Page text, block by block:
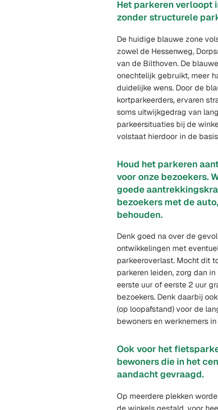
Het parkeren verloopt
zonder structurele
De huidige blauwe zone
zowel de Hessenweg,
van de Bilthoven. De
onechtelijk gebruikt, meer
duidelijke wens. Door de
kortparkeerders, ervaren
soms uitwijkgedrag van
parkeersituaties bij de
volstaat hierdoor in de
Houd het parkeren
voor onze bezoekers.
goede
bezoekers met de
behouden.
Denk goed na over de
ontwikkelingen met
parkeeroverlast. Mocht dit
parkeren leiden, zorg dan
eerste uur of eerste 2 uur
bezoekers. Denk daarbij
(op loopafstand) voor de
bewoners en werknemers
Ook voor het
bewoners die in het
aandacht gevraagd.
Op meerdere plekken